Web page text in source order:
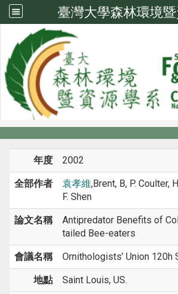
臺灣大學森林環境
系所成員
系所成員
年度 2002
全部作者 袁孝維,Brent, B, P. Coulter,
F. Shen
論文名稱
Antipredator Benefits of
tailed Bee-eaters
會議名稱 Ornithologists’ Union 120h
地點 Saint Louis, US.